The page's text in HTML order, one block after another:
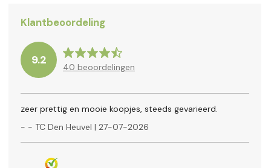
Klantbeoordeling
9.2
40 beoordelingen
zeer prettig en mooie koopjes, steeds gevarieerd.
- - TC Den Heuvel | 27-07-2026